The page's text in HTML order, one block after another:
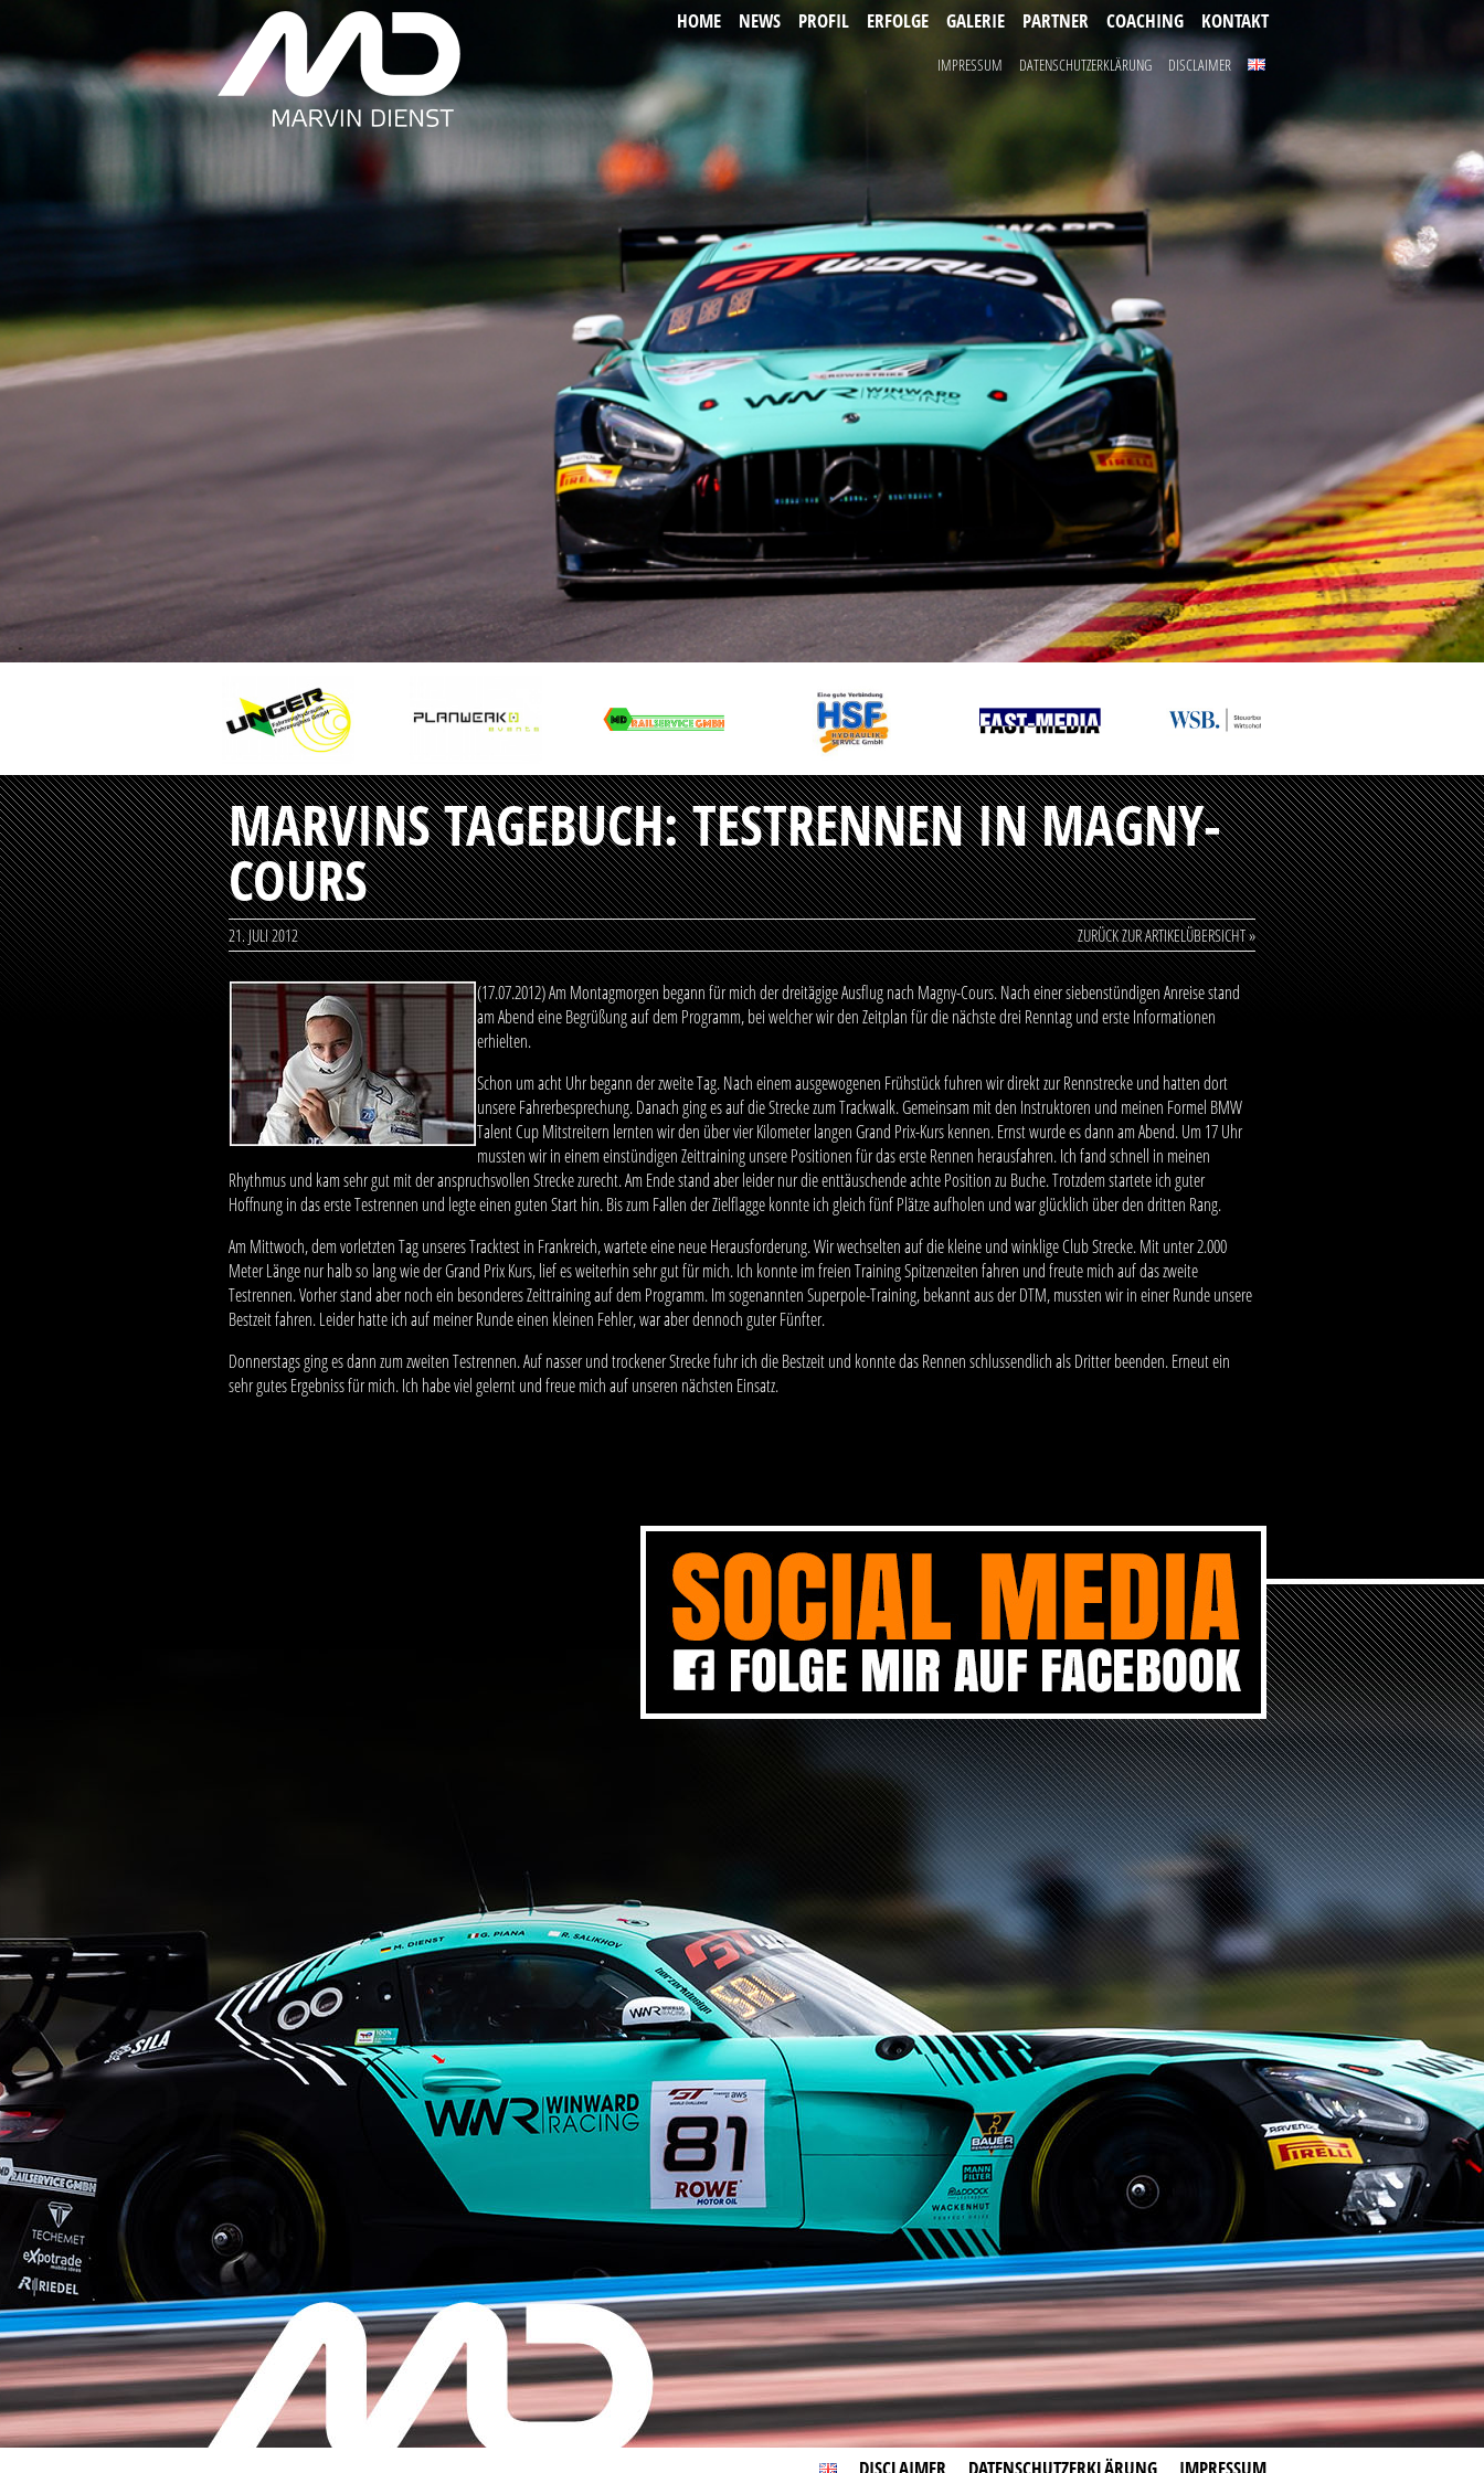
KONTAKT
COACHING
PARTNER
GALERIE
ERFOLGE
PROFIL
NEWS
HOME
IMPRESSUM DATENSCHUTZERKLÄRUNG DISCLAIMER
MARVINS TAGEBUCH: TESTRENNEN IN MAGNY-
COURS
21. JULI 2012 ZURÜCK ZUR ARTIKELÜBERSICHT »
(17.07.2012) Am Montagmorgen begann für mich der dreitägige Ausflug nach Magny-Cours. Nach einer siebenstündigen Anreise stand
am Abend eine Begrüßung auf dem Programm, bei welcher wir den Zeitplan für die nächste drei Renntag und erste Informationen
erhielten.
Schon um acht Uhr begann der zweite Tag. Nach einem ausgewogenen Frühstück fuhren wir direkt zur Rennstrecke und hatten dort
unsere Fahrerbesprechung. Danach ging es auf die Strecke zum Trackwalk. Gemeinsam mit den Instruktoren und meinen Formel BMW
Talent Cup Mitstreitern lernten wir den über vier Kilometer langen Grand Prix-Kurs kennen. Ernst wurde es dann am Abend. Um 17 Uhr
mussten wir in einem einstündigen Zeittraining unsere Positionen für das erste Rennen herausfahren. Ich fand schnell in meinen
Rhythmus und kam sehr gut mit der anspruchsvollen Strecke zurecht. Am Ende stand aber leider nur die enttäuschende achte Position zu Buche. Trotzdem startete ich guter
Hoffnung in das erste Testrennen und legte einen guten Start hin. Bis zum Fallen der Zielflagge konnte ich gleich fünf Plätze aufholen und war glücklich über den dritten Rang.
Am Mittwoch, dem vorletzten Tag unseres Tracktest in Frankreich, wartete eine neue Herausforderung. Wir wechselten auf die kleine und winklige Club Strecke. Mit unter 2.000
Meter Länge nur halb so lang wie der Grand Prix Kurs, lief es weiterhin sehr gut für mich. Ich konnte im freien Training Spitzenzeiten fahren und freute mich auf das zweite
Testrennen. Vorher stand aber noch ein besonderes Zeittraining auf dem Programm. Im sogenannten Superpole-Training, bekannt aus der DTM, mussten wir in einer Runde unsere
Bestzeit fahren. Leider hatte ich auf meiner Runde einen kleinen Fehler, war aber dennoch guter Fünfter.
Donnerstags ging es dann zum zweiten Testrennen. Auf nasser und trockener Strecke fuhr ich die Bestzeit und konnte das Rennen schlussendlich als Dritter beenden. Erneut ein
sehr gutes Ergebniss für mich. Ich habe viel gelernt und freue mich auf unseren nächsten Einsatz.